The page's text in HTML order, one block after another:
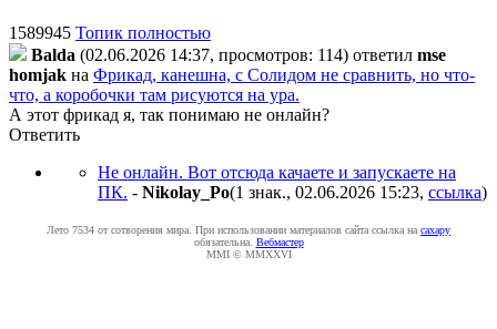
1589945 Топик полностью
Balda (02.06.2026 14:37, просмотров: 114) ответил mse
homjak на Фрикад, канешна, с Солидом не сравнить, но что-
что, а коробочки там рисуются на ура.
А этот фрикад я, так понимаю не онлайн?
Ответить
Не онлайн. Вот отсюда качаете и запускаете на
ПК. - Nikolay_Po(1 знак., 02.06.2026 15:23, ссылка)
Лето 7534 от сотворения мира. При использовании материалов сайта ссылка на caxapу
обязательна. Вебмастер
MMI © MMXXVI